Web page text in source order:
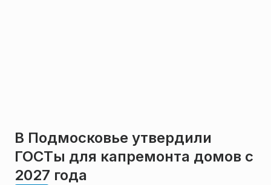
В Подмосковье утвердили
ГОСТы для капремонта домов с
2027 года